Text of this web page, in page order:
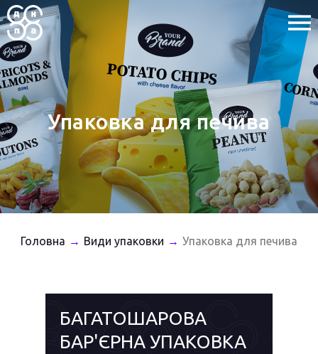
Упаковка для печива
Головна → Види упаковки → Упаковка для печива
БАГАТОШАРОВА
БАР'ЄРНА УПАКОВКА